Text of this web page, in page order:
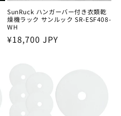
SunRuck ハンガーバー付き衣類乾
燥機ラック サンルック SR-ESF408-
WH
通
価
格
¥18,700 JPY